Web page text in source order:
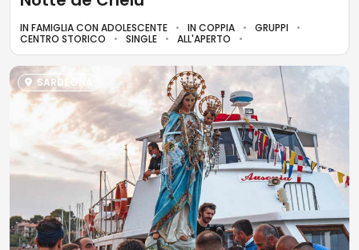
IN FAMIGLIA CON ADOLESCENTE IN COPPIA
GRUPPI
CENTRO STORICO
SINGLE ALL'APERTO
SARDEGNA